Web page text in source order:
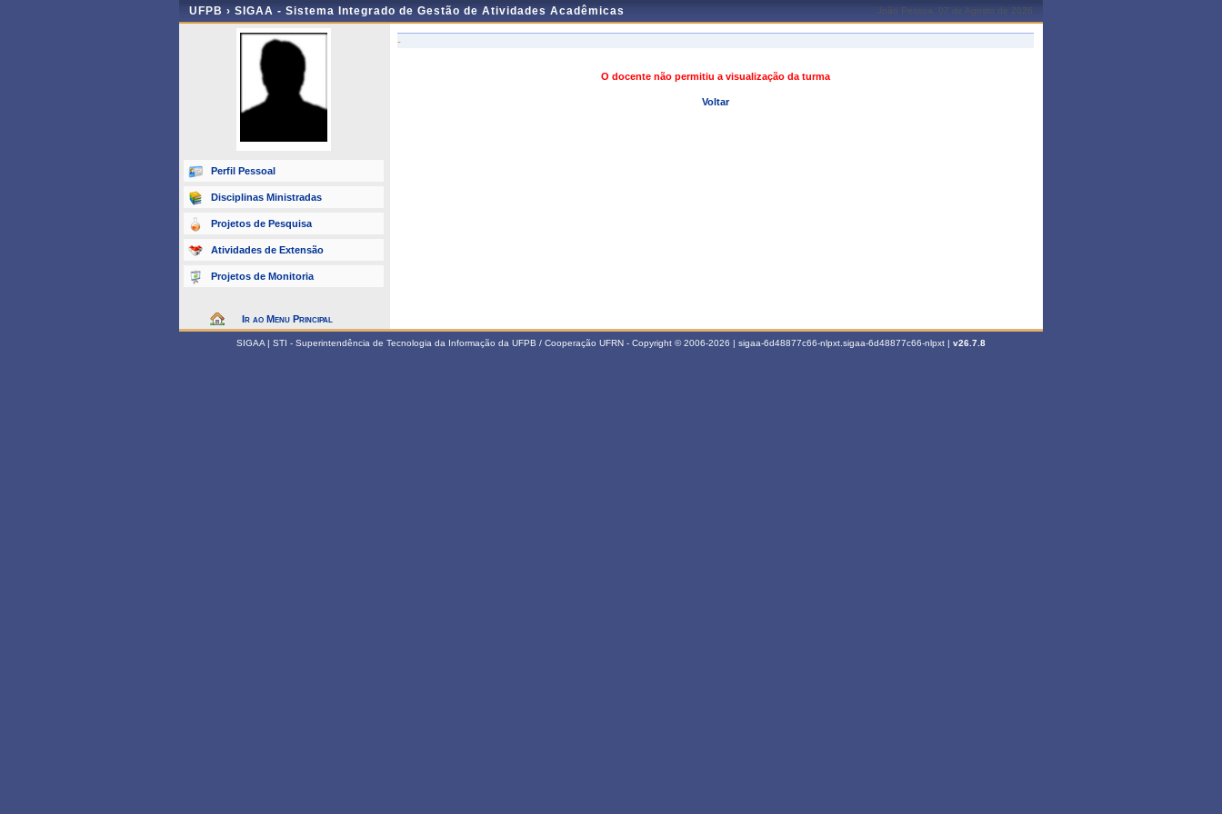
UFPB › SIGAA - Sistema Integrado de Gestão de Atividades Acadêmicas João Pessoa, 07 de Agosto de 2026
Perfil Pessoal
Disciplinas Ministradas
Projetos de Pesquisa
Atividades de Extensão
Projetos de Monitoria
Ir ao Menu Principal
-
O docente não permitiu a visualização da turma
Voltar
SIGAA | STI - Superintendência de Tecnologia da Informação da UFPB / Cooperação UFRN - Copyright © 2006-2026 | sigaa-6d48877c66-nlpxt.sigaa-6d48877c66-nlpxt | v26.7.8